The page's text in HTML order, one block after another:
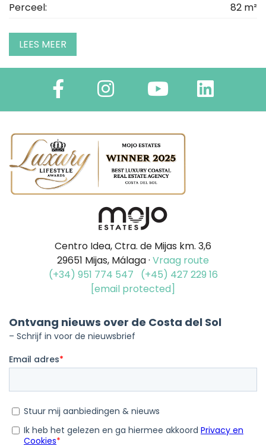
Perceel:
82 m²
LEES MEER
Centro Idea, Ctra. de Mijas km. 3,6
29651 Mijas, Málaga · Vraag route
(+34) 951 774 547
(+45) 427 229 16
[email protected]